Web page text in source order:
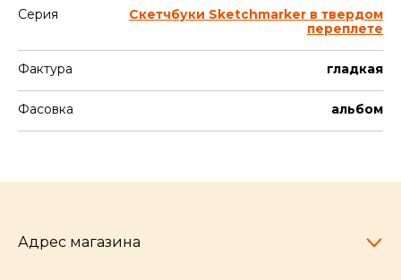
Серия
Скетчбуки Sketchmarker в твердом
переплете
Фактура гладкая
Фасовка альбом
Адрес магазина